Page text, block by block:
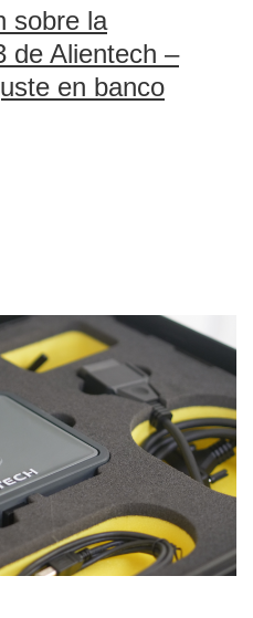
sobre la
de Alientech –
en banco